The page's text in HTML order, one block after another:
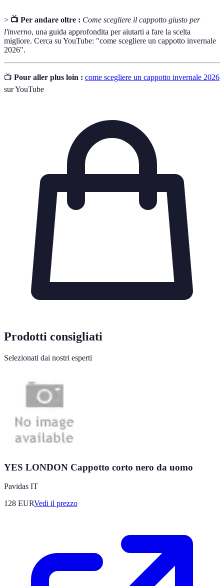
> 📺 Per andare oltre : Come scegliere il cappotto giusto per
l'inverno, una guida approfondita per aiutarti a fare la scelta
migliore. Cerca su YouTube: "come scegliere un cappotto invernale
2026".
📺 Pour aller plus loin : come scegliere un cappotto invernale 2026
sur YouTube
Prodotti consigliati
Selezionati dai nostri esperti
YES LONDON Cappotto corto nero da uomo
Pavidas IT
128 EURVedi il prezzo